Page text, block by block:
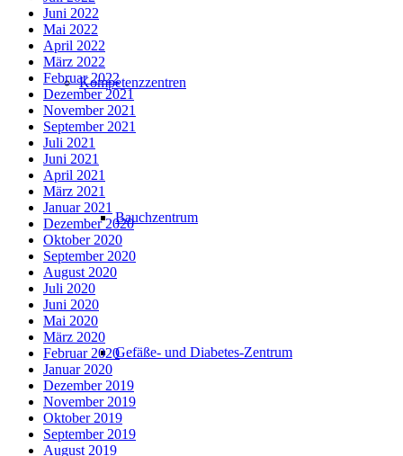
Kompetenzzentren
Bauchzentrum
Gefäße- und Diabetes-Zentrum
Juni 2022
Mai 2022
April 2022
März 2022
Februar 2022
Dezember 2021
November 2021
September 2021
Juli 2021
Juni 2021
April 2021
März 2021
Januar 2021
Dezember 2020
Oktober 2020
September 2020
August 2020
Juli 2020
Juni 2020
Mai 2020
März 2020
Februar 2020
Januar 2020
Dezember 2019
November 2019
Oktober 2019
September 2019
August 2019